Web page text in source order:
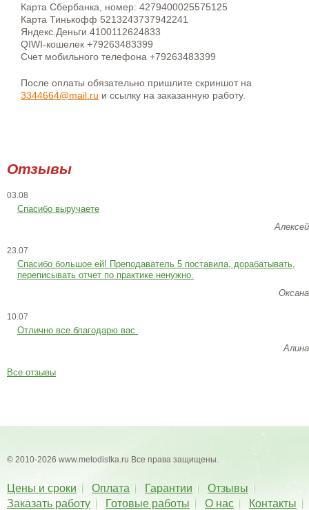
Карта Сбербанка, номер: 4279400025575125
Карта Тинькофф 5213243737942241
Яндекс.Деньги 4100112624833
QIWI-кошелек +79263483399
Счет мобильного телефона +79263483399
После оплаты обязательно пришлите скриншот на
3344664@mail.ru и ссылку на заказанную работу.
Отзывы
03.08
Спасибо выручаете
Алексей
23.07
Cпасибо большое ей! Преподаватель 5 поставила, дорабатывать,
переписывать отчет по практике ненужно.
Оксана
10.07
Отлично все благодарю вас
Алина
Все отзывы
© 2010-2026 www.metodistka.ru Все права защищены.
Цены и сроки Оплата Гарантии
Отзывы
Заказать работу
Готовые работы О нас Контакты